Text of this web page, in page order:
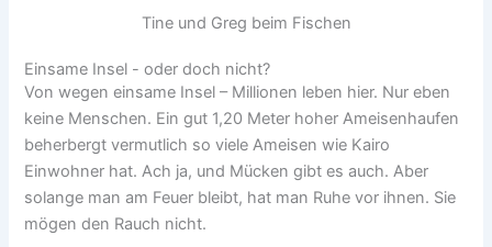
Tine und Greg beim Fischen
Einsame Insel - oder doch nicht?
Von wegen einsame Insel – Millionen leben hier. Nur eben
keine Menschen. Ein gut 1,20 Meter hoher Ameisenhaufen
beherbergt vermutlich so viele Ameisen wie Kairo
Einwohner hat. Ach ja, und Mücken gibt es auch. Aber
solange man am Feuer bleibt, hat man Ruhe vor ihnen. Sie
mögen den Rauch nicht.